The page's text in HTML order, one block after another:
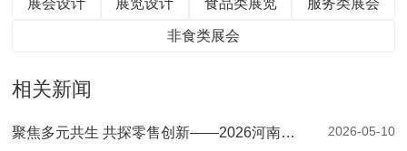
展会设计 展览设计 食品类展览 服务类展会
非食类展会
相关新闻
聚焦多元共生 共探零售创新——2026河南零售创新大会暨第二届郑州自有品牌供应链大会圆满落幕 2026-05-10